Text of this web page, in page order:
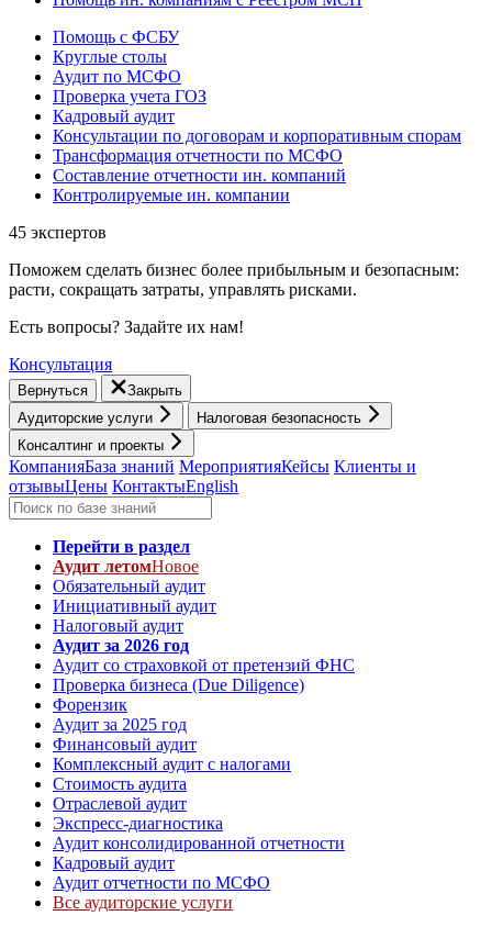
Помощь с ФСБУ
Круглые столы
Аудит по МСФО
Проверка учета ГОЗ
Кадровый аудит
Консультации по договорам и корпоративным спорам
Трансформация отчетности по МСФО
Составление отчетности ин. компаний
Контролируемые ин. компании
45 экспертов
Поможем сделать бизнес более прибыльным и безопасным:
расти, cокращать затраты, управлять рисками.
Есть вопросы? Задайте их нам!
Консультация
Вернуться
Закрыть
Аудиторские услуги
Налоговая безопасность
Консалтинг и проекты
КомпанияБаза знаний МероприятияКейсы Клиенты и
отзывыЦены КонтактыEnglish
Перейти в раздел
Аудит летомНовое
Обязательный аудит
Инициативный аудит
Налоговый аудит
Аудит за 2026 год
Аудит со страховкой от претензий ФНС
Проверка бизнеса (Due Diligence)
Форензик
Аудит за 2025 год
Финансовый аудит
Комплексный аудит с налогами
Стоимость аудита
Отраслевой аудит
Экспресс-диагностика
Аудит консолидированной отчетности
Кадровый аудит
Аудит отчетности по МСФО
Все аудиторские услуги